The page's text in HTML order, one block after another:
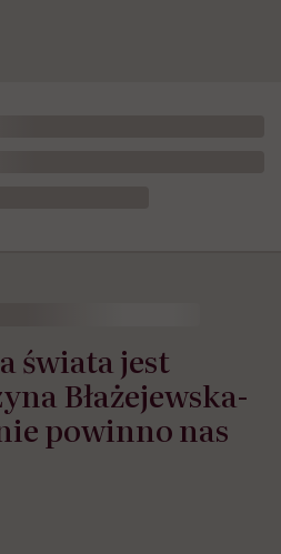
świata jest
Błażejewska-
powinno nas